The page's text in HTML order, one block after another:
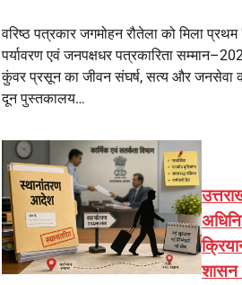
वरिष्ठ पत्रकार जगमोहन रौतेला को मिला
पर्यावरण एवं जनपक्षधर पत्रकारिता
कुंवर प्रसून का जीवन संघर्ष, सत्य और जनसेवा
दून पुस्तकालय…
शासन